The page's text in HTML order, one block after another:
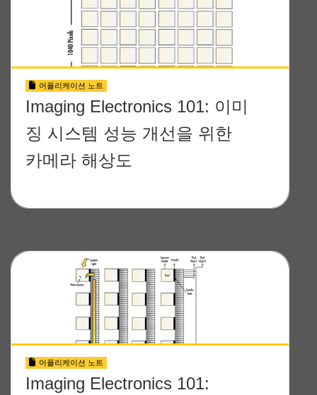
어플리케이션 노트
Imaging Electronics 101: 이미
징 시스템 성능 개선을 위한
카메라 해상도
어플리케이션 노트
Imaging Electronics 101: